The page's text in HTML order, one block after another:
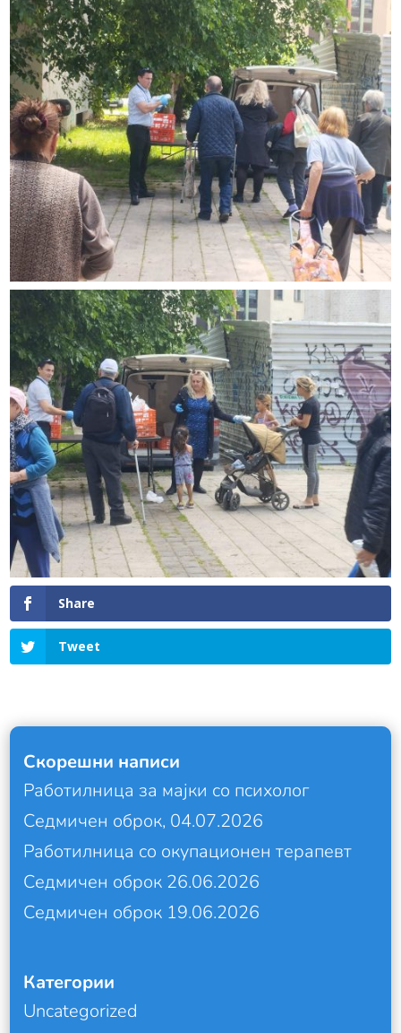
Share
Tweet
Скорешни написи
Работилница за мајки со психолог
Седмичен оброк, 04.07.2026
Работилница со окупационен терапевт
Седмичен оброк 26.06.2026
Седмичен оброк 19.06.2026
Категории
Uncategorized